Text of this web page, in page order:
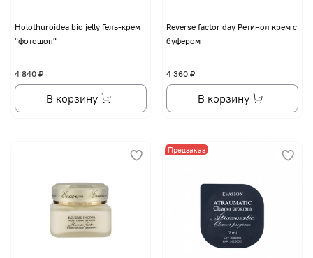
Holothuroidea bio jelly Гель-крем
"фотошоп"
4 840 ₽
В корзину
Reverse factor day Ретинол крем с
буфером
4 360 ₽
В корзину
Предзаказ